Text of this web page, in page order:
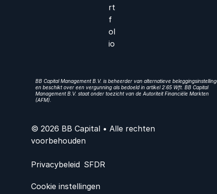
rt
f
ol
io
BB Capital Management B.V. is beheerder van alternatieve
en beschikt over een vergunning als bedoeld in artikel 2:65 Wft. BB Capital
Management B.V. staat onder toezicht van de Autoriteit Financiële Markten
(AFM).
© 2026 BB Capital • Alle rechten
voorbehouden
Privacybeleid SFDR
Cookie instellingen